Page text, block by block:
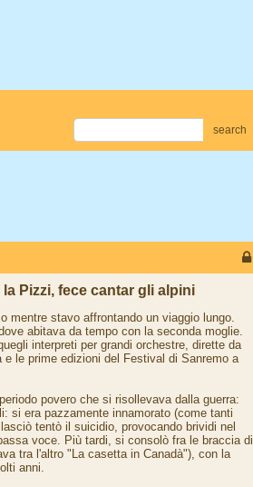
search
Pizzi, fece cantar gli alpini
mentre stavo affrontando un viaggio lungo.
abitava da tempo con la seconda moglie.
interpreti per grandi orchestre, dirette da
le prime edizioni del Festival di Sanremo a
povero che si risollevava dalla guerra:
si era pazzamente innamorato (come tanti
tentò il suicidio, provocando brividi nel
voce. Più tardi, si consolò fra le braccia di
tra l'altro "La casetta in Canadà"), con la
anni.